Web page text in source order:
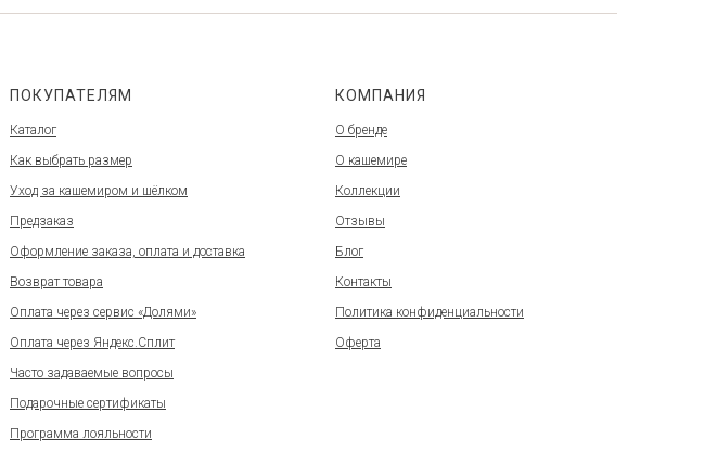
ПОКУПАТЕЛЯМ
Каталог
Как выбрать размер
Уход за кашемиром и шёлком
Предзаказ
Оформление заказа, оплата и доставка
Возврат товара
Оплата через сервис «Долями»
Оплата через Яндекс.Сплит
Часто задаваемые вопросы
Подарочные сертификаты
Программа лояльности
КОМПАНИЯ
О бренде
О кашемире
Коллекции
Отзывы
Блог
Контакты
Политика конфиденциальности
Оферта